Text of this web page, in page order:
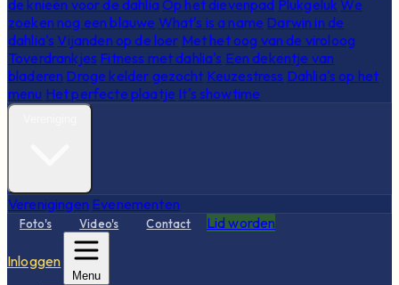
de knieën voor de dahliaOp het dievenpad Plukgeluk We
zoeken nog een blauwe What's is a name Darwin in de
dahlia's Vijanden op de loer Met het oog van de viroloog
Toverdrankjes Fitness met dahlia's Een dekentje van
bladeren Droge kelder gezocht Keuzestress Dahlia's op het
menu Het perfecte plaatje It's showtime
Verenigingen Evenementen
Foto's Video's Contact Lid worden
Inloggen
Menu